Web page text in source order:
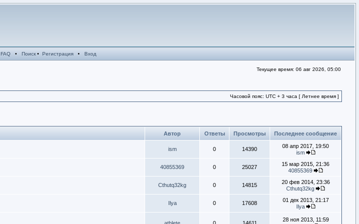
FAQ• Поиск• Регистрация• Вход
Текущее время: 06 авг 2026, 05:00
Часовой пояс: UTC + 3 часа [ Летнее время ]
Автор Ответы Просмотры Последнее сообщение
ism 0 14390
08 апр 2017, 19:50
ism
40855369 0 25027
15 мар 2015, 21:36
40855369
Cthutq32kg 0 14815
20 фев 2014, 23:36
Cthutq32kg
Ilya 0 17608
01 дек 2013, 21:17
Ilya
28 ноя 2013, 11:59